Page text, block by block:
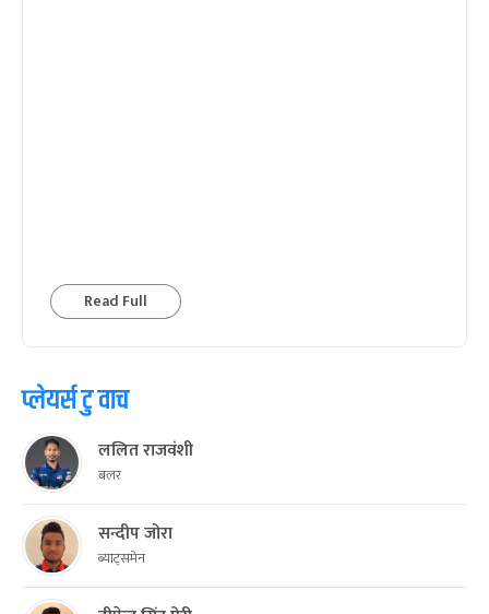
Read Full
प्लेयर्स टु वाच
ललित राजवंशी
बलर
सन्दीप जोरा
ब्याट्समेन